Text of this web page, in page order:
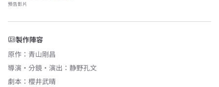
預告影片
製作陣容
原作 ： 青山剛昌
導演・分鏡・演出 ： 静野孔文
劇本 ： 櫻井武晴